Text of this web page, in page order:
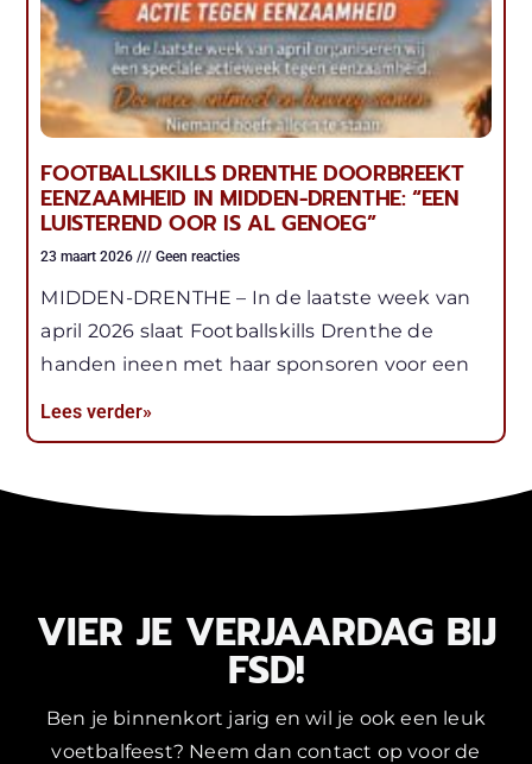
FOOTBALLSKILLS DRENTHE DOORBREEKT
EENZAAMHEID IN MIDDEN-DRENTHE: “EEN
LUISTEREND OOR IS AL GENOEG”
23 maart 2026 Geen reacties
MIDDEN-DRENTHE – In de laatste week van
april 2026 slaat Footballskills Drenthe de
handen ineen met haar sponsoren voor een
Lees verder»
VIER JE VERJAARDAG BIJ
FSD!
Ben je binnenkort jarig en wil je ook een leuk
voetbalfeest? Neem dan contact op voor de